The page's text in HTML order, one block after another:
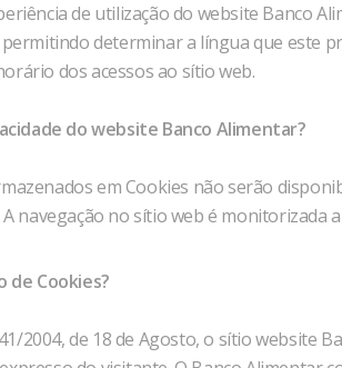
de utilização do website Banco
determinar a língua que este
dos acessos ao sítio web.
do website Banco Alimentar?
em Cookies não serão
navegação no sítio web é monitorizada
de Cookies?
2004, de 18 de Agosto, o sítio website